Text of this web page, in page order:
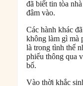
đã biết tin tòa
đâm vào.
Các hành khác
không làm gì mà
là trong tình thế
phiếu thông qua
bố.
Vào thời khắc